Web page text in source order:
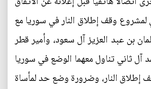
لمشروع وقف إطلاق النار في سوريا مع
بن عبد العزيز آل سعود، وأمير قطر
آل ثاني تناول معهما الوضع في سوريا
إطلاق النار، وضرورة وضع حد لمأساة